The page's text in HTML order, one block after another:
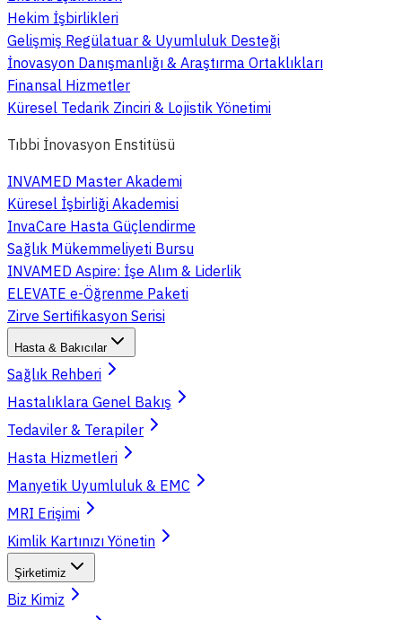
Hekim İşbirlikleri
Gelişmiş Regülatuar & Uyumluluk Desteği
İnovasyon Danışmanlığı & Araştırma Ortaklıkları
Finansal Hizmetler
Küresel Tedarik Zinciri & Lojistik Yönetimi
Tıbbi İnovasyon Enstitüsü
INVAMED Master Akademi
Küresel İşbirliği Akademisi
InvaCare Hasta Güçlendirme
Sağlık Mükemmeliyeti Bursu
INVAMED Aspire: İşe Alım & Liderlik
ELEVATE e-Öğrenme Paketi
Zirve Sertifikasyon Serisi
Hasta & Bakıcılar
Sağlık Rehberi
Hastalıklara Genel Bakış
Tedaviler & Terapiler
Hasta Hizmetleri
Manyetik Uyumluluk & EMC
MRI Erişimi
Kimlik Kartınızı Yönetin
Şirketimiz
Biz Kimiz